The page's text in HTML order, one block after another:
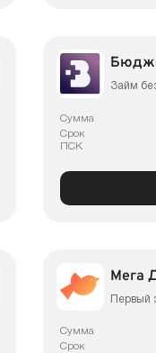
Займ
Сумма
Срок
ПСК
Мега
Первый
Сумма
Срок